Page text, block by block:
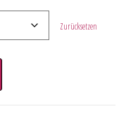
Zurücksetzen